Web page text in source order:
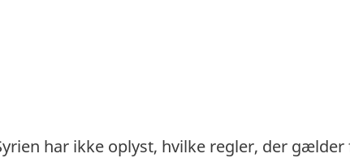
har ikke oplyst, hvilke regler, der